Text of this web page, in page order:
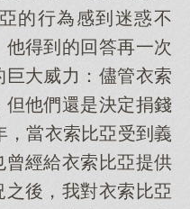
的行為感到迷惑不
得到的回答再一次
大威力：儘管衣索
但他們還是決定捐錢
，當衣索比亞受到義
經給衣索比亞提供
後，我對衣索比亞